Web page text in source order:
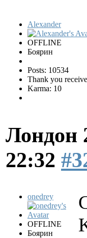
Alexander
OFFLINE
Боярин
Posts: 10534
Thank you
Karma: 10
Лондон
22:32
onedrey
OFFLINE
Боярин